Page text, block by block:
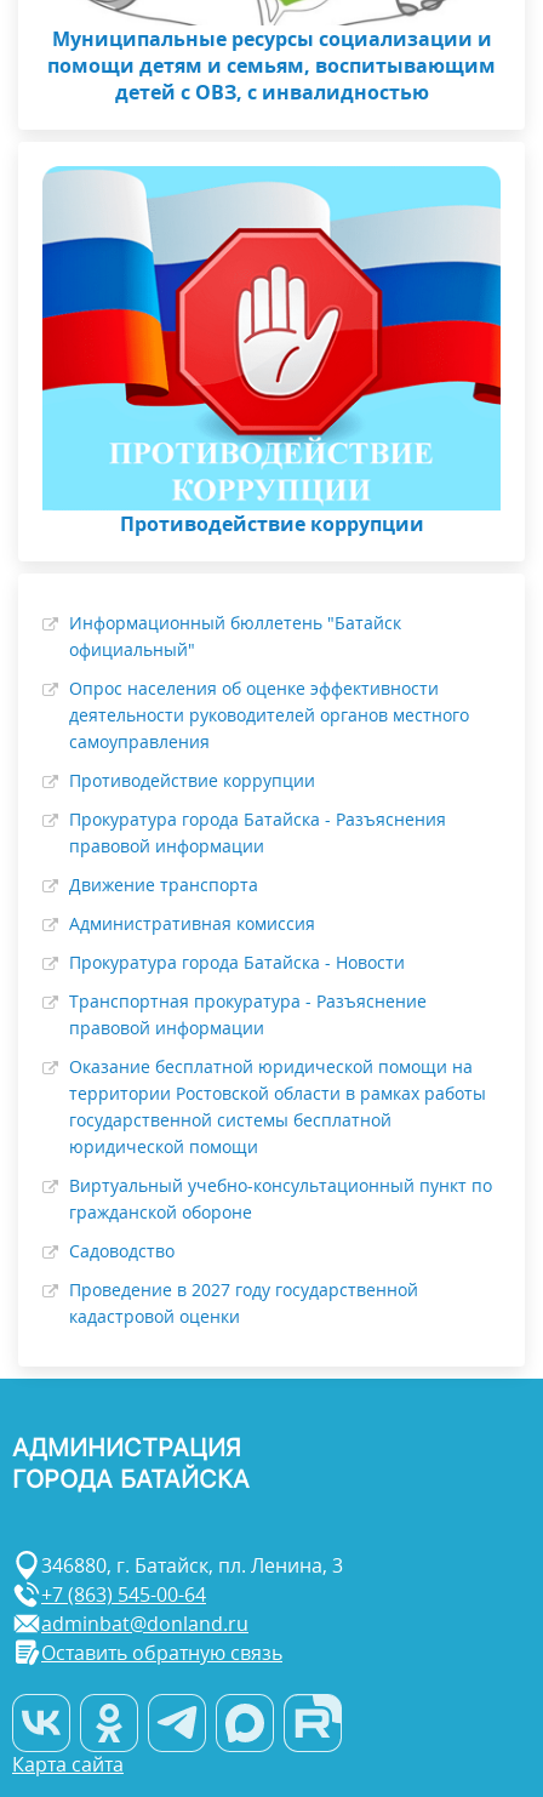
Муниципальные ресурсы социализации и
помощи детям и семьям, воспитывающим
детей с ОВЗ, с инвалидностью
Противодействие коррупции
Информационный бюллетень "Батайск
официальный"
Опрос населения об оценке эффективности
деятельности руководителей органов местного
самоуправления
Противодействие коррупции
Прокуратура города Батайска - Разъяснения
правовой информации
Движение транспорта
Административная комиссия
Прокуратура города Батайска - Новости
Транспортная прокуратура - Разъяснение
правовой информации
Оказание бесплатной юридической помощи на
территории Ростовской области в рамках работы
государственной системы бесплатной
юридической помощи
Виртуальный учебно-консультационный пункт по
гражданской обороне
Садоводство
Проведение в 2027 году государственной
кадастровой оценки
АДМИНИСТРАЦИЯ
ГОРОДА БАТАЙСКА
346880, г. Батайск, пл. Ленина, 3
+7 (863) 545-00-64
adminbat@donland.ru
Оставить обратную связь
Карта сайта